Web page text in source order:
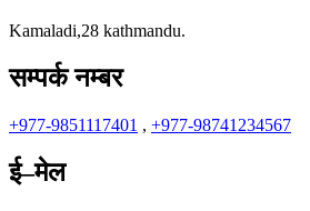
Kamaladi,28 kathmandu.
सम्पर्क नम्बर
+977-9851117401 , +977-98741234567
ई–मेल